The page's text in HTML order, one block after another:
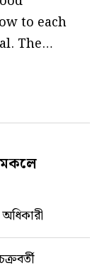
to each
The…